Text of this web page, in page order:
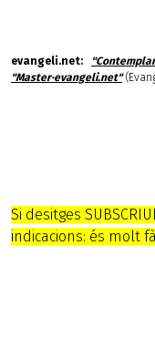
evangeli.net:
"Master·evangeli.net"
Si desitges
indicacions: és molt